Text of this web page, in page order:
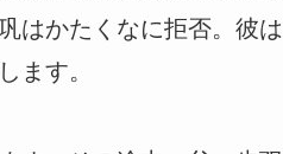
はかたくなに拒否。彼は
ます。